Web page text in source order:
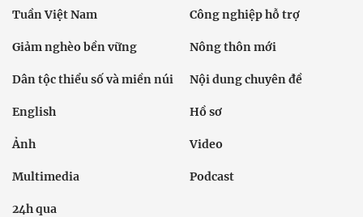
Tuần Việt Nam Công nghiệp hỗ trợ
Giảm nghèo bền vững Nông thôn mới
Dân tộc thiểu số và miền núi Nội dung chuyên đề
English Hồ sơ
Ảnh Video
Multimedia Podcast
24h qua